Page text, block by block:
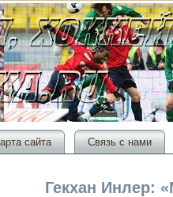
сайта Связь с нами
Гекхан Инлер: